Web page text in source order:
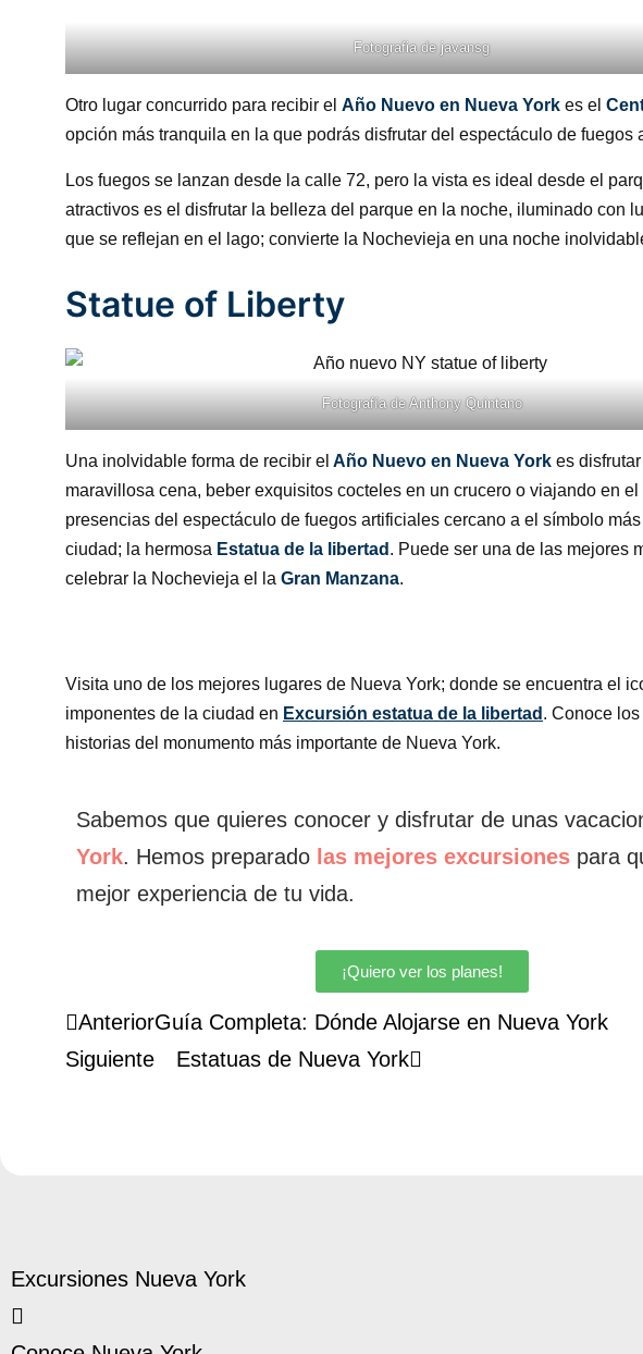
Fotografia dejavansg
Otro lugar concurrido para recibir el Año Nuevo en Nueva York es el
opción más tranquila en la que podrás disfrutar del espectáculo de fuegos
Los fuegos se lanzan desde la calle 72, pero la vista es ideal desde el
atractivos es el disfrutar la belleza del parque en la noche, iluminado con
que se reflejan en el lago; convierte la Nochevieja en una noche
Statue of Liberty
Fotografía deAnthony Quintano
Una inolvidable forma de recibir el Año Nuevo en Nueva York es
maravillosa cena, beber exquisitos cocteles en un crucero o viajando en el
presencias del espectáculo de fuegos artificiales cercano a el símbolo
ciudad; la hermosa Estatua de la libertad . Puede ser una de las mejores
celebrar la Nochevieja el la Gran Manzana.
Visita uno de los mejores lugares de Nueva York; donde se encuentra el
imponentes de la ciudad en Excursión estatua de la libertad . Conoce
historias del monumento más importante de Nueva York.
Sabemos que quieres conocer y disfrutar de unas
York. Hemos preparado las mejores excursiones para
mejor experiencia de tu vida.
¡Quiero ver los planes!
AnteriorGuía Completa: Dónde Alojarse en Nueva York
Siguiente
Estatuas de Nueva York
Excursiones Nueva York